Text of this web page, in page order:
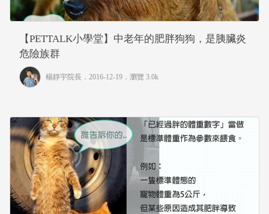
【PETTALK小學堂】中老年的肥胖狗狗，是胰臟炎
危險族群
楊靜宇院長 ．2016-12-19． 瀏覽 3.0k